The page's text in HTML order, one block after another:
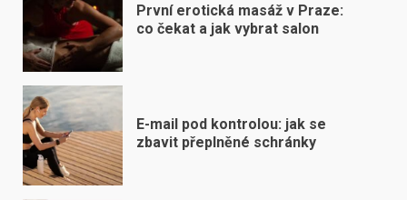
První erotická masáž v Praze:
co čekat a jak vybrat salon
E-mail pod kontrolou: jak se
zbavit přeplněné schránky